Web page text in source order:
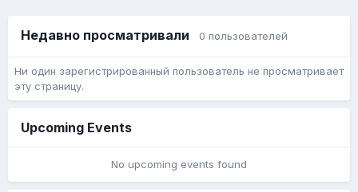
Недавно просматривали 0 пользователей
Ни один зарегистрированный пользователь не просматривает
эту страницу.
Upcoming Events
No upcoming events found